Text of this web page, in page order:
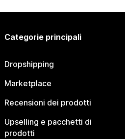
Categorie principali
Dropshipping
Marketplace
Recensioni dei prodotti
Upselling e pacchetti di
prodotti